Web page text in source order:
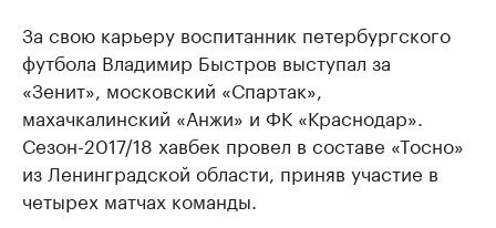
За свою карьеру воспитанник петербургского
футбола Владимир Быстров выступал за
«Зенит», московский «Спартак»,
махачкалинский «Анжи» и ФК «Краснодар».
Сезон-2017/18 хавбек провел в составе «Тосно»
из Ленинградской области, приняв участие в
четырех матчах команды.